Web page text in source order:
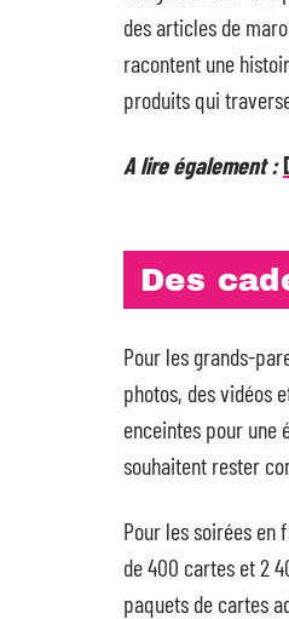
des articles de
racontent une
produits qui
A lire également :
Des
Pour les grands-
photos, des vidéos
enceintes pour une
souhaitent rester
Pour les soirées
de 400 cartes et 2
paquets de cartes